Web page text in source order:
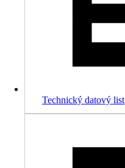
Technický datový list